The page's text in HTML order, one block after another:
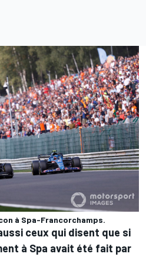
à Spa-Francorchamps.
ceux qui disent que si
à Spa avait été fait par